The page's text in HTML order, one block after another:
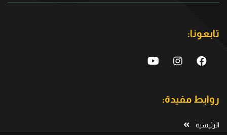
تابعونا:
روابط مفيدة:
الرئيسية